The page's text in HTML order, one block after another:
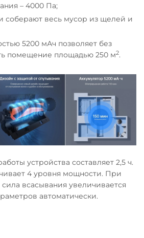
– 4000 Па;
соберают весь мусор из щелей и
5200 мАч позволяет без
помещение площадью 250 м2.
устройства составляет 2,5 ч.
4 уровня мощности. При
всасывания увеличивается
автоматически.